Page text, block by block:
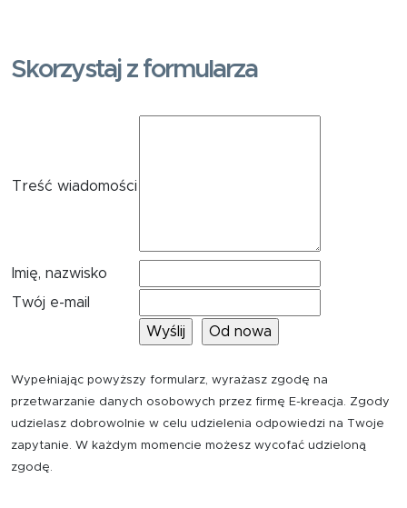
Skorzystaj z formularza
Treść wiadomości
Imię, nazwisko
Twój e-mail
Wypełniając powyższy formularz, wyrażasz zgodę na
przetwarzanie danych osobowych przez firmę E-kreacja. Zgody
udzielasz dobrowolnie w celu udzielenia odpowiedzi na Twoje
zapytanie. W każdym momencie możesz wycofać udzieloną
zgodę.